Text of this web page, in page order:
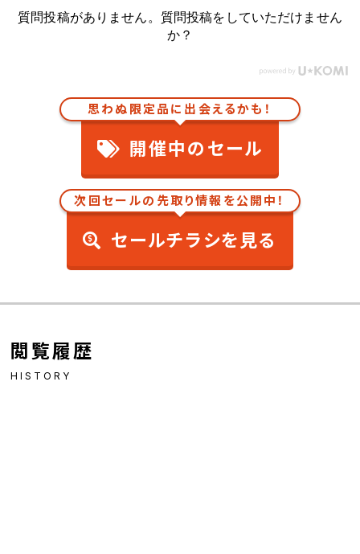
質問投稿がありません。質問投稿をしていただけません
か？
思わぬ限定品に出会えるかも！
開催中のセール
次回セールの先取り情報を公開中！
セールチラシを見る
閲覧履歴
HISTORY